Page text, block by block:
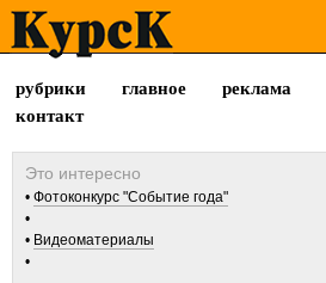
рубрики главное реклама
контакт
Фотоконкурс "Событие года"
Видеоматериалы